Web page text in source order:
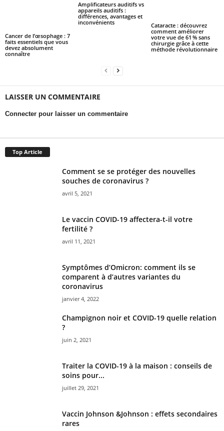
Cancer de l’œsophage : 7
faits essentiels que vous
devez absolument
connaître
Amplificateurs auditifs vs
appareils auditifs :
différences, avantages et
inconvénients
Cataracte : découvrez
comment améliorer
votre vue de 61 % sans
chirurgie grâce à cette
méthode révolutionnaire
LAISSER UN COMMENTAIRE
Connecter pour laisser un commentaire
Top Article
Comment se se protéger des nouvelles
souches de coronavirus ?
avril 5, 2021
Le vaccin COVID-19 affectera-t-il votre
fertilité ?
avril 11, 2021
Symptômes d’Omicron: comment ils se
comparent à d’autres variantes du
coronavirus
janvier 4, 2022
Champignon noir et COVID-19 quelle relation
?
juin 2, 2021
Traiter la COVID-19 à la maison : conseils de
soins pour...
juillet 29, 2021
Vaccin Johnson &Johnson : effets secondaires
rares